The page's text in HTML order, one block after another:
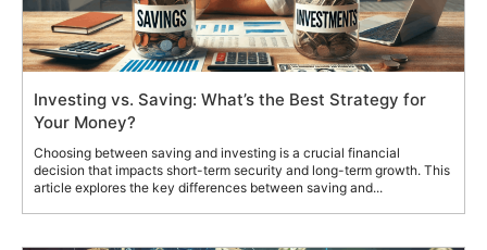
Investing vs. Saving: What’s the Best Strategy for
Your Money?
Choosing between saving and investing is a crucial financial
decision that impacts short-term security and long-term growth. This
article explores the key differences between saving and...